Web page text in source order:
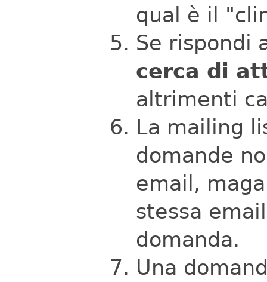
qual è il
Se rispondi
cerca di
altrimenti
La mailing
domande
email,
stessa
domanda.
Una